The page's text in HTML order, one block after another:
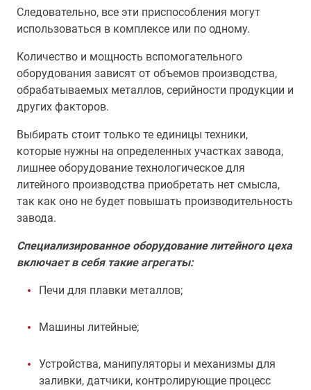
Следовательно, все эти приспособления могут
использоваться в комплексе или по одному.
Количество и мощность вспомогательного
оборудования зависят от объемов производства,
обрабатываемых металлов, серийности продукции и
других факторов.
Выбирать стоит только те единицы техники,
которые нужны на определенных участках завода,
лишнее оборудование технологическое для
литейного производства приобретать нет смысла,
так как оно не будет повышать производительность
завода.
Специализированное оборудование литейного цеха
включает в себя такие агрегаты:
Печи для плавки металлов;
Машины литейные;
Устройства, манипуляторы и механизмы для
заливки, датчики, контролирующие процесс